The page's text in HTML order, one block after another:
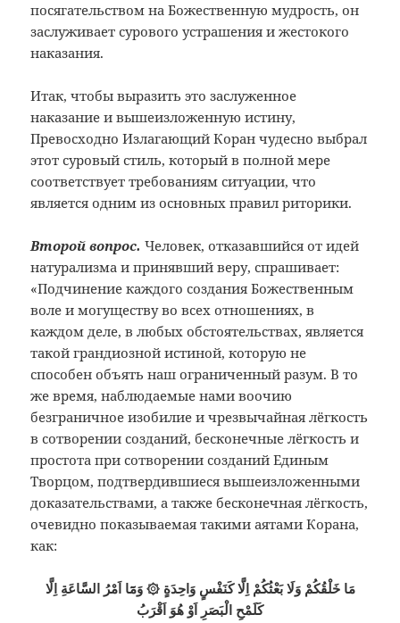
посягательством на Божественную мудрость, он
заслуживает сурового устрашения и жестокого
наказания.
Итак, чтобы выразить это заслуженное
наказание и вышеизложенную истину,
Превосходно Излагающий Коран чудесно выбрал
этот суровый стиль, который в полной мере
соответствует требованиям ситуации, что
является одним из основных правил риторики.
Второй вопрос.Человек, отказавшийся от идей
натурализма и принявший веру, спрашивает:
«Подчинение каждого создания Божественным
воле и могуществу во всех отношениях, в
каждом деле, в любых обстоятельствах, является
такой грандиозной истиной, которую не
способен объять наш ограниченный разум. В то
же время, наблюдаемые нами воочию
безграничное изобилие и чрезвычайная лёгкость
в сотворении созданий, бесконечные лёгкость и
простота при сотворении созданий Единым
Творцом, подтвердившиеся вышеизложенными
доказательствами, а также бесконечная лёгкость,
очевидно показываемая такими аятами Корана,
как:
مَا خَلْقُكُمْ وَلَا بَعْثُكُمْ اِلَّا كَنَفْسٍ وَاحِدَةٍ ۞ وَمَٓا اَمْرُ السَّاعَةِ اِلَّا
كَلَمْحِ الْبَصَرِ اَوْ هُوَ اَقْرَبُ